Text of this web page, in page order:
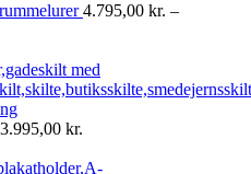
4.795,00 kr. –
3.995,00 kr.